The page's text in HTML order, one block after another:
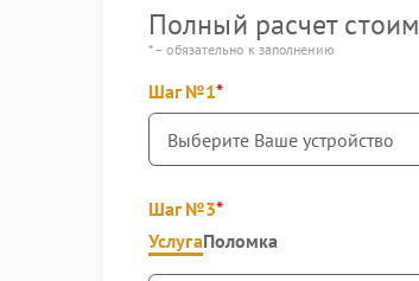
Полный расчет
* – обязательно к заполнению
Шаг №1
Шаг №3
УслугаПоломка